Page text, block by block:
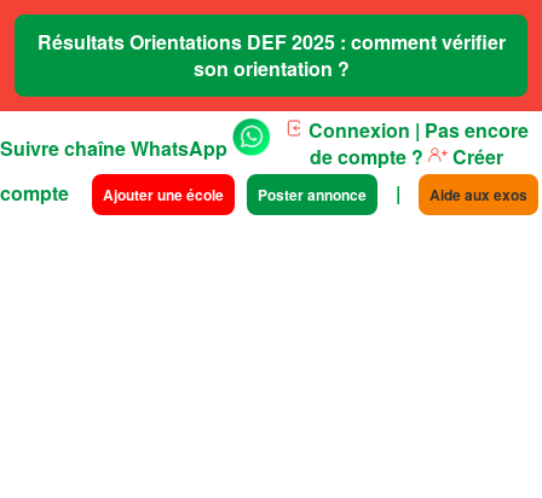
Résultats Orientations DEF 2025 : comment vérifier
son orientation ?
Suivre chaîne WhatsApp
Connexion | Pas encore
de compte ?
Créer
compte
Ajouter une école Poster annonce | Aide aux exos